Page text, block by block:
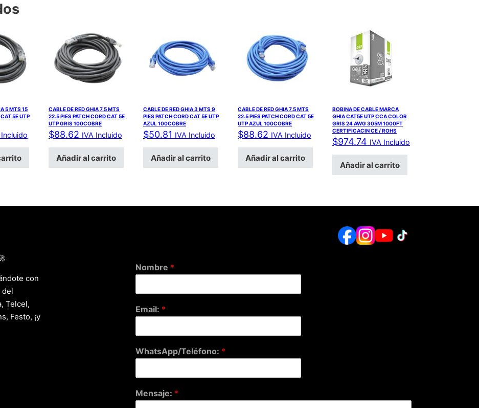
5 MTS 15
5E UTP
Incluido
CABLE DE RED GHIA 7.5 MTS
22.5 PIES PATCH CORD CAT 5E
UTP GRIS 100COBRE
$88.62 IVA Incluido
Añadir al carrito
CABLE DE RED GHIA 3 MTS 9
PIES PATCH CORD CAT 5E UTP
AZUL 100COBRE
$50.81 IVA Incluido
Añadir al carrito
CABLE DE RED GHIA 7.5 MTS
22.5 PIES PATCH CORD CAT 5E
UTP AZUL 100COBRE
$88.62 IVA Incluido
Añadir al carrito
BOBINA DE CABLE MARCA
GHIA CAT5E UTP CCA COLOR
GRIS 24 AWG 305M 1000FT
CERTIFICACIN CE / ROHS
$974.74 IVA Incluido
Añadir al carrito
con
del
Telcel,
Festo, ¡y
Nombre *
Email: *
WhatsApp/Teléfono: *
Mensaje: *